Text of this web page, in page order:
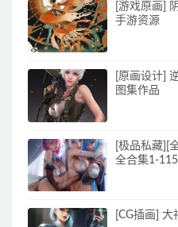
[游戏原画]
手游资源
[原画设计]
图集作品
[极品私藏][
全合集1-
[CG插画]